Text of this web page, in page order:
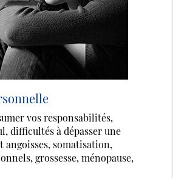
vos responsabilités,
difficultés à dépasser une
angoisses, somatisation,
grossesse, ménopause,